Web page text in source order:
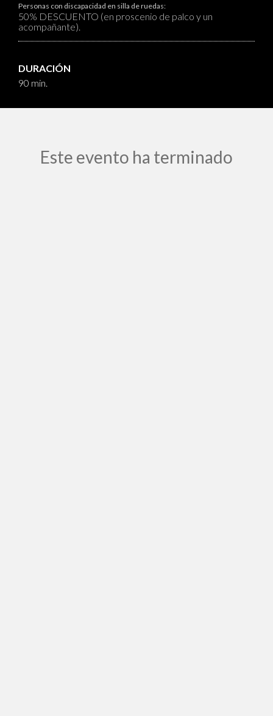
Personas con discapacidad en silla de ruedas:
50% DESCUENTO (en proscenio de palco y un
acompañante).
DURACIÓN
90 min.
Este evento ha terminado